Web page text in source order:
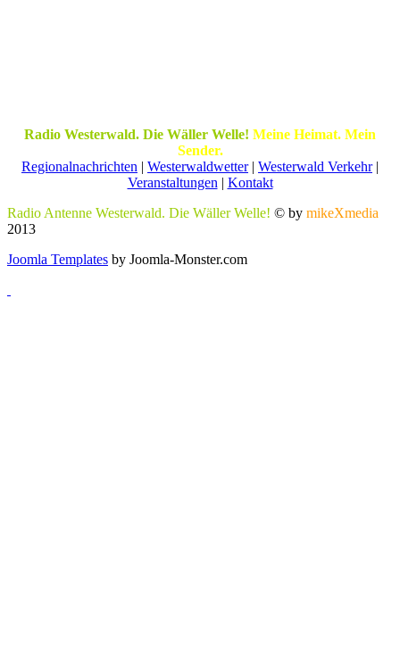
Radio Westerwald. Die Wäller Welle! Meine Heimat. Mein
Sender.
Regionalnachrichten | Westerwaldwetter| Westerwald Verkehr|
Veranstaltungen | Kontakt
Radio Antenne Westerwald. Die Wäller Welle! © by mikeXmedia
2013
Joomla Templates by Joomla-Monster.com